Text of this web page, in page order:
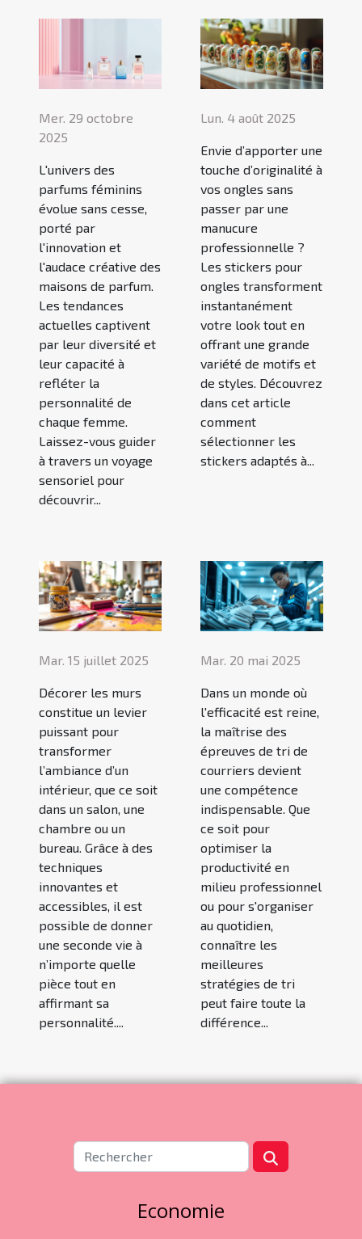
Mer. 29 octobre
2025
L'univers des
parfums féminins
évolue sans cesse,
porté par
l'innovation et
l'audace créative des
maisons de parfum.
Les tendances
actuelles captivent
par leur diversité et
leur capacité à
refléter la
personnalité de
chaque femme.
Laissez-vous guider
à travers un voyage
sensoriel pour
découvrir...
Lun. 4 août 2025
Envie d’apporter une
touche d’originalité à
vos ongles sans
passer par une
manucure
professionnelle ?
Les stickers pour
ongles transforment
instantanément
votre look tout en
offrant une grande
variété de motifs et
de styles. Découvrez
dans cet article
comment
sélectionner les
stickers adaptés à...
Mar. 15 juillet 2025
Décorer les murs
constitue un levier
puissant pour
transformer
l’ambiance d’un
intérieur, que ce soit
dans un salon, une
chambre ou un
bureau. Grâce à des
techniques
innovantes et
accessibles, il est
possible de donner
une seconde vie à
n’importe quelle
pièce tout en
affirmant sa
personnalité....
Mar. 20 mai 2025
Dans un monde où
l'efficacité est reine,
la maîtrise des
épreuves de tri de
courriers devient
une compétence
indispensable. Que
ce soit pour
optimiser la
productivité en
milieu professionnel
ou pour s'organiser
au quotidien,
connaître les
meilleures
stratégies de tri
peut faire toute la
différence...
Economie